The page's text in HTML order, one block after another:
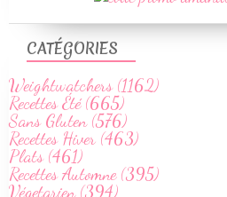
CATÉGORIES
Weightwatchers (1162)
Recettes Été (665)
Sans Gluten (576)
Recettes Hiver (463)
Plats (461)
Recettes Automne (395)
Végetarien (394)